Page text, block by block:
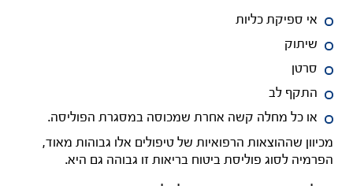
אי ספיקת כליות
שיתוק
סרטן
התקף לב
או כל מחלה קשה אחרת שמכוסה במסגרת הפוליסה.
מכיוון שההוצאות הרפואיות של טיפולים אלו גבוהות מאוד,
הפרמיה לסוג פוליסת ביטוח בריאות זו גבוהה גם היא.